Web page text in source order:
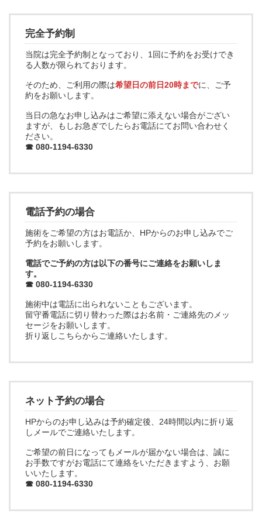
完全予約制
当院は完全予約制となっており、1回に予約をお受けでき
る人数が限られております。
そのため、ご利用の際は希望日の前日20時までに、ご予
約をお願いします。
当日の急なお申し込みはご希望に添えない場合がござい
ますが、もしお急ぎでしたらお電話にてお問い合わせく
ださい。
☎ 080-1194-6330
電話予約の場合
施術をご希望の方はお電話か、HPからのお申し込みでご
予約をお願いします。
電話でご予約の方は以下の番号にご連絡をお願いしま
す。
☎ 080-1194-6330
施術中は電話に出られないこともございます。
留守番電話に切り替わった際はお名前・ご連絡先のメッ
セージをお願いします。
折り返しこちらからご連絡いたします。
ネット予約の場合
HPからのお申し込みは予約確定後、24時間以内に折り返
しメールでご連絡いたします。
ご希望の前日になってもメールが届かない場合は、誠に
お手数ですがお電話にて連絡をいただきますよう、お願
いいたします。
☎ 080-1194-6330